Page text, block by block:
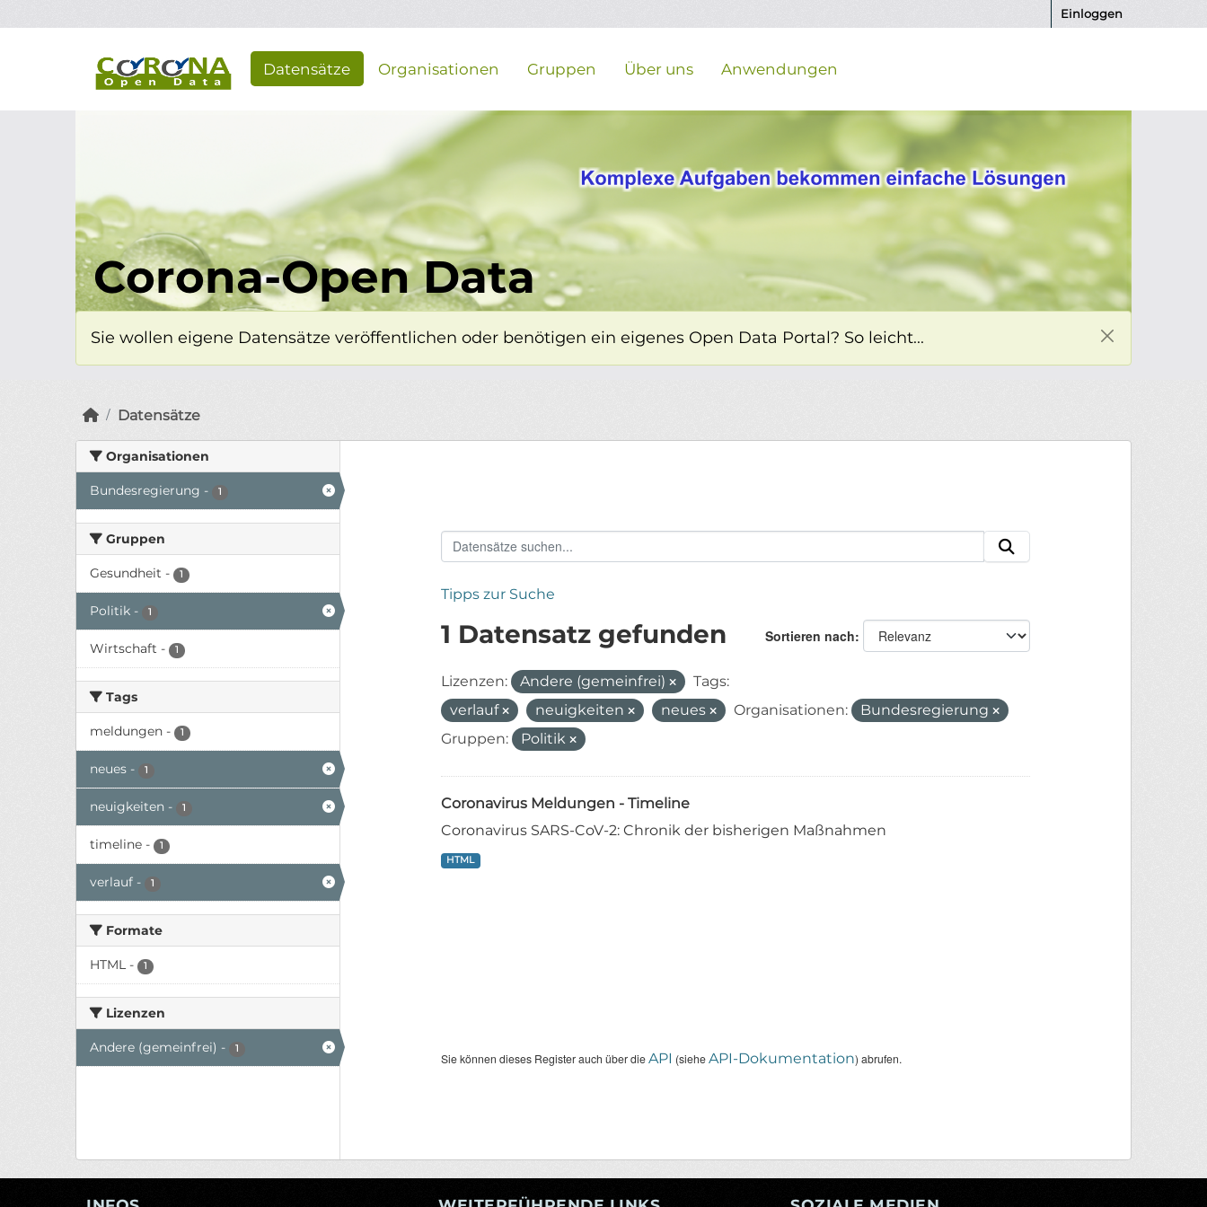
Einloggen
Datensätze Organisationen Gruppen Über uns Anwendungen
Corona-Open Data
Sie wollen eigene Datensätze veröffentlichen oder benötigen ein eigenes Open Data Portal? So leicht...
Datensätze
Organisationen
Bundesregierung - 1
Gruppen
Gesundheit - 1
Politik - 1
Wirtschaft - 1
Tags
meldungen - 1
neues - 1
neuigkeiten - 1
timeline - 1
verlauf - 1
Formate
HTML - 1
Lizenzen
Andere (gemeinfrei) - 1
Tipps zur Suche
Sortieren nach
1 Datensatz gefunden
Lizenzen: Andere (gemeinfrei)
Tags:
verlauf
neuigkeiten neues Organisationen:
Bundesregierung
Gruppen:
Politik
Coronavirus Meldungen - Timeline
Coronavirus SARS-CoV-2: Chronik der bisherigen Maßnahmen
HTML
Sie können dieses Register auch über dieAPI (sieheAPI-Dokumentation) abrufen.